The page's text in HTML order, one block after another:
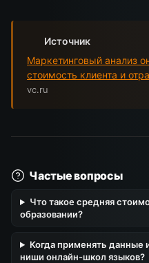
Источник
Маркетинговый анализ
стоимость клиента и
vc.ru
Частые вопросы
Что такое средняя
образовании?
Когда применять данные
ниши онлайн-школ языков?